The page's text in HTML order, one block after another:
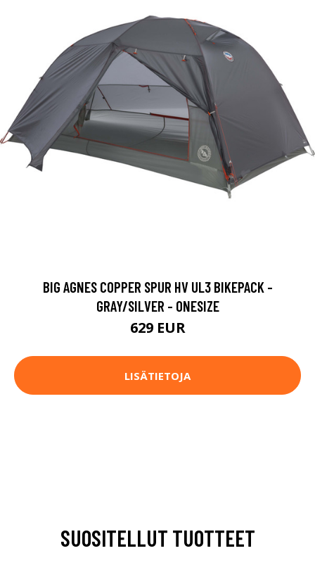
BIG AGNES COPPER SPUR HV UL3 BIKEPACK -
GRAY/SILVER - ONESIZE
629 EUR
LISÄTIETOJA
SUOSITELLUT TUOTTEET